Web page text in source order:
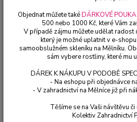
Bacopa sutera
Objednat můžete takéDÁRKOVÉ
500 nebo 1000 Kč, které Vám
V případě zájmu můžete udělat radost
který je možné uplatnit v e-
samoobslužném skleníku na Mělníku.
sám vybere rostliny, které mu
DÁREK K NÁKUPU V PODOBĚ
- Na eshopu při objednávce
- V zahradnictví na Mělníce již při
Těšíme se na Vaši návštěvu
Kolektiv Zahradnictví